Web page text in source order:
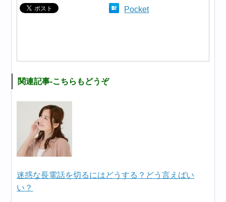
Pocket
関連記事-こちらもどうぞ
迷惑な長電話を切るにはどうする？どう言えばい
い？